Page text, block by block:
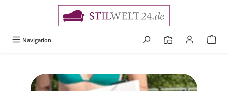
Navigation